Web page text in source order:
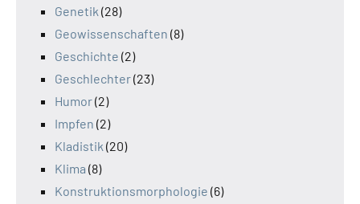
Genetik (28)
Geowissenschaften (8)
Geschichte (2)
Geschlechter(23)
Humor(2)
Impfen (2)
Kladistik (20)
Klima (8)
Konstruktionsmorphologie (6)